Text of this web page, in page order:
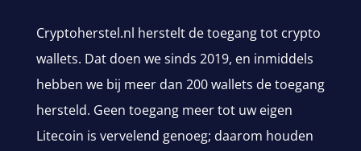
Cryptoherstel.nl herstelt de toegang tot crypto
wallets. Dat doen we sinds 2019, en inmiddels
hebben we bij meer dan 200 wallets de toegang
hersteld. Geen toegang meer tot uw eigen
Litecoin is vervelend genoeg; daarom houden